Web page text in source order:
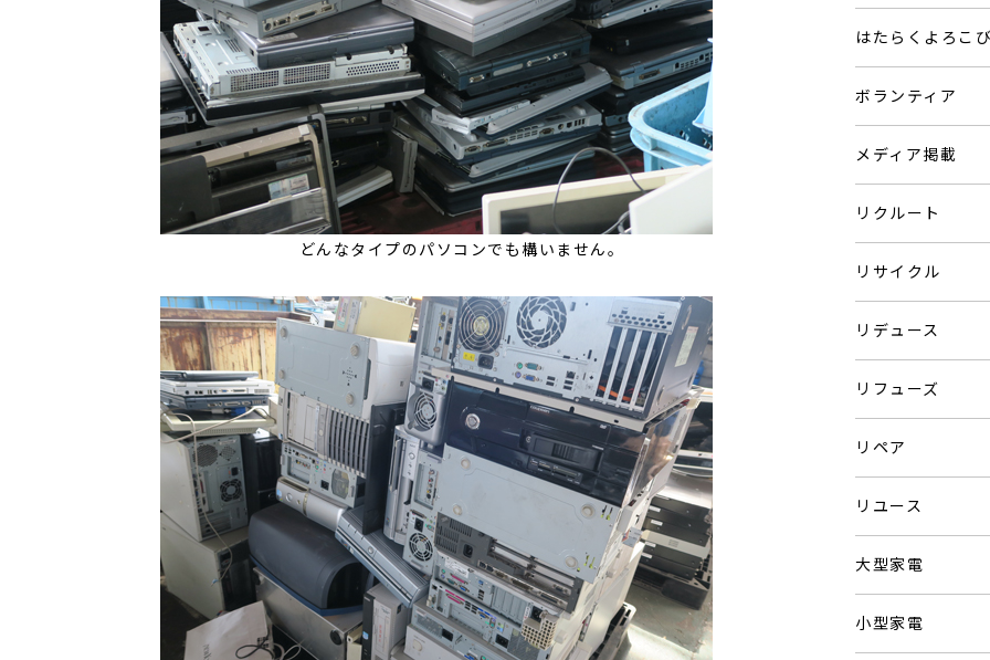
どんなタイプのパソコンでも構いません。
はたらくよろこ
ボランティア
メディア掲載
リクルート
リサイクル
リデュース
リフューズ
リペア
リユース
大型家電
小型家電